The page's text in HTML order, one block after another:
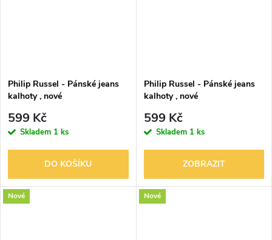
Philip Russel - Pánské jeans
kalhoty , nové
599 Kč
Skladem 1 ks
DO KOŠÍKU
Philip Russel - Pánské jeans
kalhoty , nové
599 Kč
Skladem 1 ks
ZOBRAZIT
Nové Nové